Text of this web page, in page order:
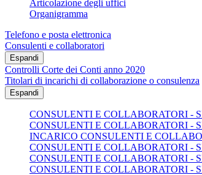
Articolazione degli uffici
Organigramma
Telefono e posta elettronica
Consulenti e collaboratori
Espandi
Controlli Corte dei Conti anno 2020
Titolari di incarichi di collaborazione o consulenza
Espandi
CONSULENTI E COLLABORATORI -
CONSULENTI E COLLABORATORI -
INCARICO CONSULENTI E
CONSULENTI E COLLABORATORI -
CONSULENTI E COLLABORATORI -
CONSULENTI E COLLABORATORI -